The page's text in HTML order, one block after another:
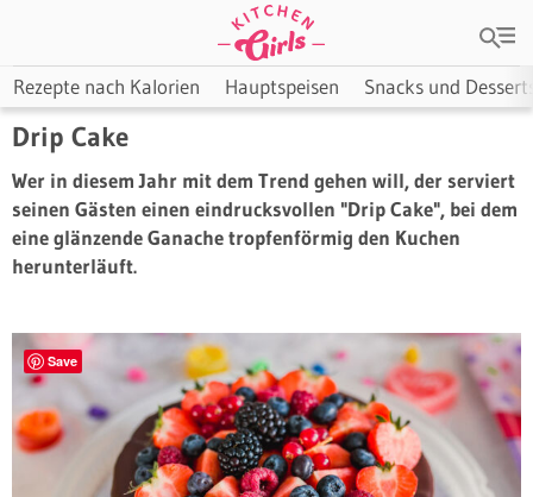
Rezepte nach Kalorien Hauptspeisen Snacks und
Drip Cake
Wer in diesem Jahr mit dem Trend gehen will, der serviert
seinen Gästen einen eindrucksvollen "Drip Cake", bei dem
eine glänzende Ganache tropfenförmig den Kuchen
herunterläuft.
Save